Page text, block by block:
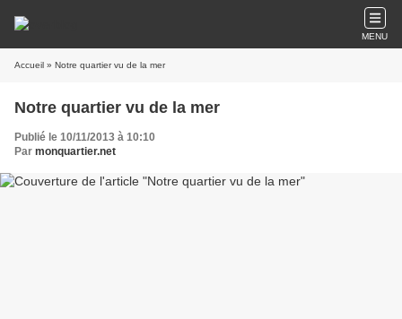
MENU
Accueil » Notre quartier vu de la mer
Notre quartier vu de la mer
Publié le 10/11/2013 à 10:10
Par monquartier.net